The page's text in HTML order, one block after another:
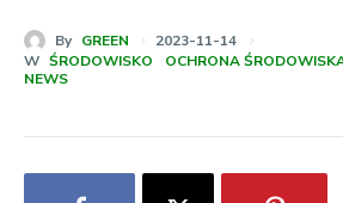
By GREEN
2023-11-14
W ŚRODOWISKO OCHRONA
NEWS